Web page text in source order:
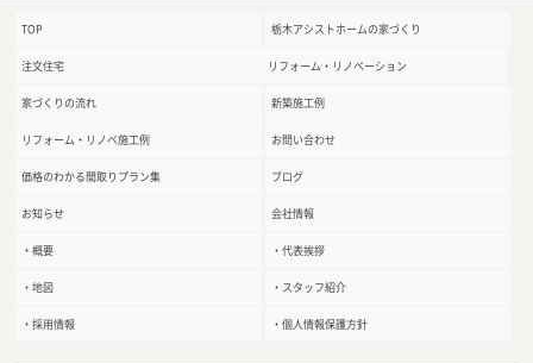
TOP 栃木アシストホームの家づくり
注文住宅 リフォーム・リノベーション
家づくりの流れ 新築施工例
リフォーム・リノベ施工例 お問い合わせ
価格のわかる間取りプラン集 ブログ
お知らせ 会社情報
・概要 ・代表挨拶
・地図 ・スタッフ紹介
・採用情報 ・個人情報保護方針